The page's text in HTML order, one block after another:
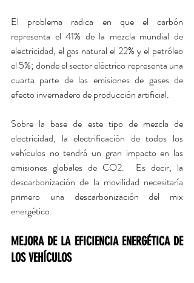
El problema radica en que el carbón
representa el 41% de la mezcla mundial de
electricidad, el gas natural el 22% y el petróleo
el 5%; donde el sector eléctrico representa una
cuarta parte de las emisiones de gases de
efecto invernadero de producción artificial.
Sobre la base de este tipo de mezcla de
electricidad, la electrificación de todos los
vehículos no tendrá un gran impacto en las
emisiones globales de CO2.  Es decir, la
descarbonización de la movilidad necesitaría
primero una descarbonización del mix
energético.
MEJORA DE LA EFICIENCIA ENERGÉTICA DE
LOS VEHÍCULOS